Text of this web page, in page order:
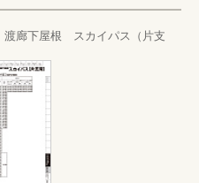
廊下屋根 スカイパス（片支